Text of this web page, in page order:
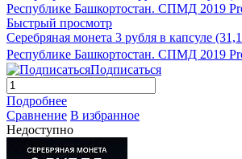
Быстрый просмотр
Серебряная монета 3 рубля в капсуле
Республике Башкортостан. СПМД 2019
Подписаться
Подробнее
Сравнение В избранное
Недоступно